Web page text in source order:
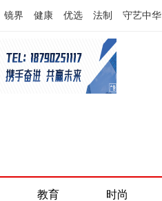
镜界 健康 优选 法制 守艺中华
教育 时尚